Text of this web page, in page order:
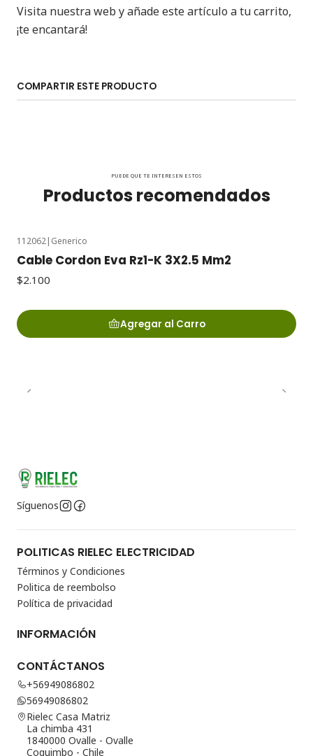
Visita nuestra web y añade este artículo a tu carrito,
¡te encantará!
COMPARTIR ESTE PRODUCTO
PUEDE QUE TE INTERESEN ESTOS
Productos recomendados
112062| Generico
Cable Cordon Eva Rz1-K 3X2.5 Mm2
$2.100
Agregar al Carro
Síguenos
POLITICAS RIELEC ELECTRICIDAD
Términos y Condiciones
Politica de reembolso
Política de privacidad
INFORMACIÓN
CONTÁCTANOS
+56949086802
56949086802
Rielec Casa Matriz
La chimba 431
1840000 Ovalle - Ovalle
Coquimbo - Chile